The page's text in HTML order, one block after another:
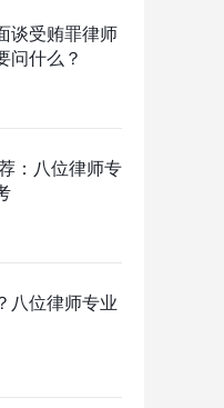
谈受贿罪律师
问什么？
：八位律师专
八位律师专业